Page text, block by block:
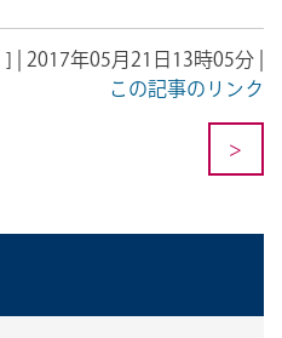
] | 2017年05月21日13時05分 |
この記事のリンク
>